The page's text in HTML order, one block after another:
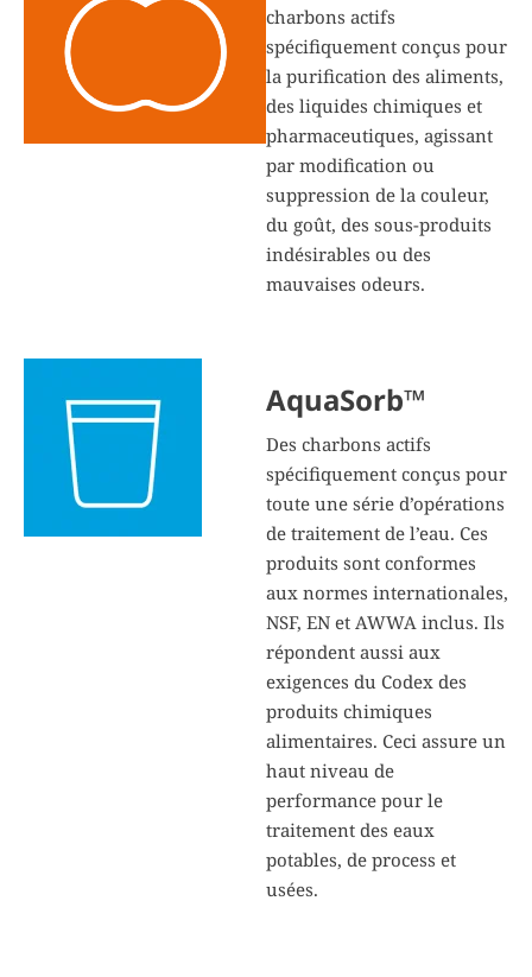
charbons actifs
spécifiquement conçus pour
la purification des aliments,
des liquides chimiques et
pharmaceutiques, agissant
par modification ou
suppression de la couleur,
du goût, des sous-produits
indésirables ou des
mauvaises odeurs.
AquaSorb™
Des charbons actifs
spécifiquement conçus pour
toute une série d’opérations
de traitement de l’eau. Ces
produits sont conformes
aux normes internationales,
NSF, EN et AWWA inclus. Ils
répondent aussi aux
exigences du Codex des
produits chimiques
alimentaires. Ceci assure un
haut niveau de
performance pour le
traitement des eaux
potables, de process et
usées.